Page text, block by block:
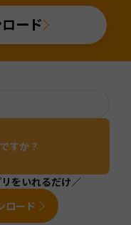
ード
すか？
をいれるだけ／
ロード